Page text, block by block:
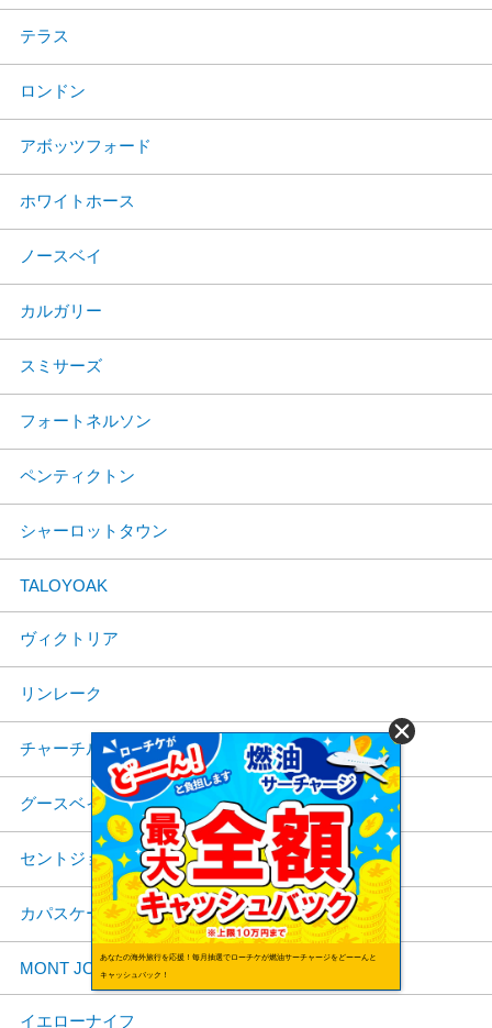
テラス
ロンドン
アボッツフォード
ホワイトホース
ノースベイ
カルガリー
スミサーズ
フォートネルソン
ペンティクトン
シャーロットタウン
TALOYOAK
ヴィクトリア
リンレーク
チャーチル
グースベイ
セントジョーンズ
カパスケーシング
MONT JOLI
イエローナイフ
あなたの海外旅行を応援！毎月抽選でローチケが燃油サーチャージをどーーんと
キャッシュバック！